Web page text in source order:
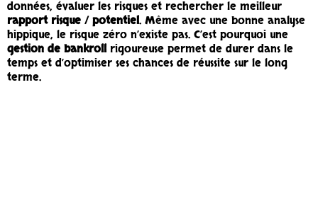
données, évaluer les risques et rechercher le meilleur
rapport risque / potentiel. Même avec une bonne analyse
hippique, le risque zéro n’existe pas. C’est pourquoi une
gestion de bankroll rigoureuse permet de durer dans le
temps et d’optimiser ses chances de réussite sur le long
terme.